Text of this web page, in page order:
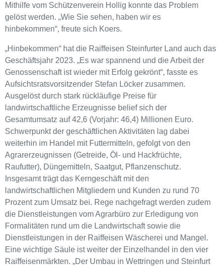
Mithilfe vom Schützenverein Hollig konnte das Problem
gelöst werden. „Wie Sie sehen, haben wir es
hinbekommen“, freute sich Koers.
„Hinbekommen“ hat die Raiffeisen Steinfurter Land auch das
Geschäftsjahr 2023. „Es war spannend und die Arbeit der
Genossenschaft ist wieder mit Erfolg gekrönt“, fasste es
Aufsichtsratsvorsitzender Stefan Löcker zusammen.
Ausgelöst durch stark rückläufige Preise für
landwirtschaftliche Erzeugnisse belief sich der
Gesamtumsatz auf 42,6 (Vorjahr: 46,4) Millionen Euro.
Schwerpunkt der geschäftlichen Aktivitäten lag dabei
weiterhin im Handel mit Futtermitteln, gefolgt von den
Agrarerzeugnissen (Getreide, Öl- und Hackfrüchte,
Raufutter), Düngemitteln, Saatgut, Pflanzenschutz.
Insgesamt trägt das Kerngeschäft mit den
landwirtschaftlichen Mitgliedern und Kunden zu rund 70
Prozent zum Umsatz bei. Rege nachgefragt werden zudem
die Dienstleistungen vom Agrarbüro zur Erledigung von
Formalitäten rund um die Landwirtschaft sowie die
Dienstleistungen in der Raiffeisen Wäscherei und Mangel.
Eine wichtige Säule ist weiter der Einzelhandel in den vier
Raiffeisenmärkten. „Der Umbau in Wettringen und Steinfurt